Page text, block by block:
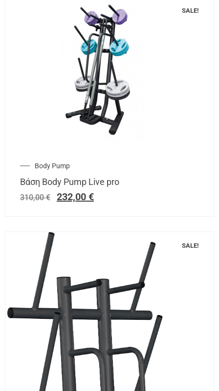
SALE!
Body Pump
Βάση Body Pump Live pro
310,00€ 232,00 €
SALE!